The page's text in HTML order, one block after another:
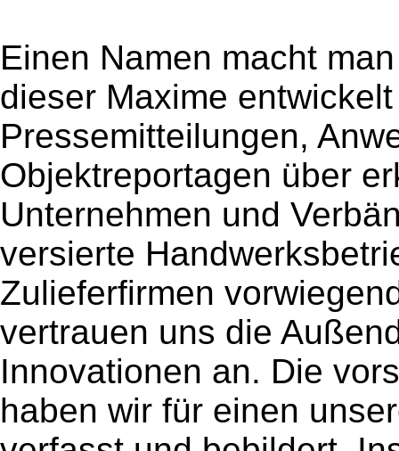
Einen Namen macht
dieser Maxime
Pressemitteilungen,
Objektreportagen über
Unternehmen und
versierte
Zulieferfirmen
vertrauen uns die
Innovationen an. Die
haben wir für einen